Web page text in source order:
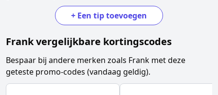
+ Een tip toevoegen
Frankvergelijkbare kortingscodes
Bespaar bij andere merken zoals Frank met deze
geteste promo-codes (vandaag geldig).